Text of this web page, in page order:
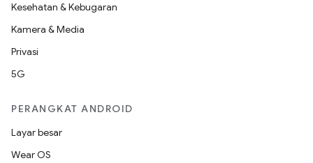
Kesehatan & Kebugaran
Kamera & Media
Privasi
5G
PERANGKAT ANDROID
Layar besar
Wear OS